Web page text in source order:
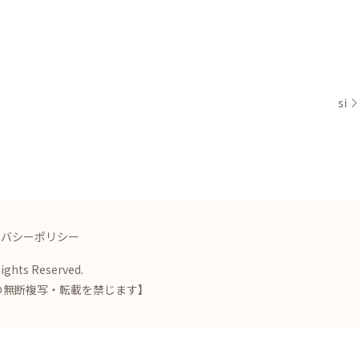
si
シーポリシー
Reserved.
断複写・転載を禁じます】